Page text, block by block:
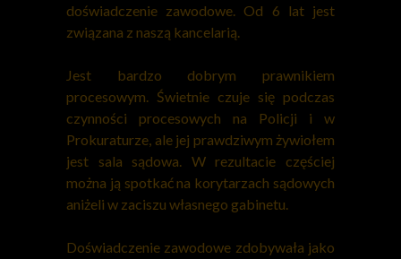
doświadczenie zawodowe. Od 6 lat jest
związana z naszą kancelarią.
Jest bardzo dobrym prawnikiem
procesowym. Świetnie czuje się podczas
czynności procesowych na Policji i w
Prokuraturze, ale jej prawdziwym żywiołem
jest sala sądowa. W rezultacie częściej
można ją spotkać na korytarzach sądowych
aniżeli w zaciszu własnego gabinetu.
Doświadczenie zawodowe zdobywała jako